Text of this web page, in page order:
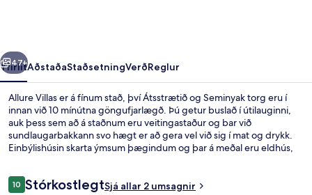
Næsta
47+
YfirlitAðstaðaStaðsetningVerðReglur
Allure Villas er á fínum stað, því Átsstrætið og Seminyak torg eru í
innan við 10 mínútna göngufjarlægð. Þú getur buslað í útilauginni,
auk þess sem að á staðnum eru veitingastaður og bar við
sundlaugarbakkann svo hægt er að gera vel við sig í mat og drykk.
Einbýlishúsin skarta ýmsum þægindum og þar á meðal eru eldhús,
Umsagnir
1010 af 10
StórkostlegtSjá allar 2 umsagnir